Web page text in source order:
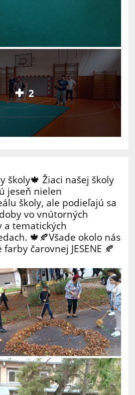
2
školy🍁 Žiaci našej školy
jeseň nielen
školy, ale podieľajú sa
vo vnútorných
a tematických
🍁🍂Všade okolo nás
čarovnej JESENE 🍂